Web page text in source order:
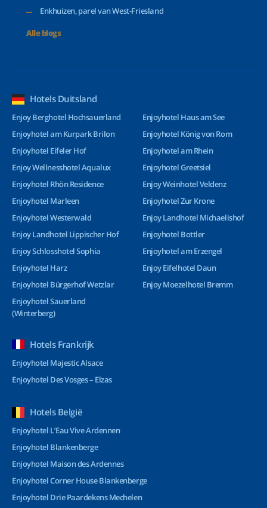
Enkhuizen, parel van West-Friesland
Alle blogs
Hotels Duitsland
Enjoy Berghotel Hochsauerland
Enjoyhotel am Kurpark Brilon
Enjoyhotel Eifeler Hof
Enjoy Wellnesshotel Aqualux
Enjoyhotel Rhön Residence
Enjoyhotel Marleen
Enjoyhotel Westerwald
Enjoy Landhotel Lippischer Hof
Enjoy Schlosshotel Sophia
Enjoyhotel Harz
Enjoyhotel Bürgerhof Wetzlar
Enjoyhotel Sauerland
(Winterberg)
Enjoyhotel Haus am See
Enjoyhotel König von Rom
Enjoyhotel am Rhein
Enjoyhotel Greetsiel
Enjoy Weinhotel Veldenz
Enjoyhotel Zur Krone
Enjoy Landhotel Michaelishof
Enjoyhotel Bottler
Enjoyhotel am Erzengel
Enjoy Eifelhotel Daun
Enjoy Moezelhotel Bremm
Hotels Frankrijk
Enjoyhotel Majestic Alsace
Enjoyhotel Des Vosges – Elzas
Hotels België
Enjoyhotel L’Eau Vive Ardennen
Enjoyhotel Blankenberge
Enjoyhotel Maison des Ardennes
Enjoyhotel Corner House Blankenberge
Enjoyhotel Drie Paardekens Mechelen